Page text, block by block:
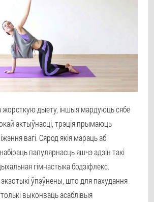
дыету, іншыя мардуюць сябе
актыўнасці, трэція прымаюць
вагі. Сярод якія мараць аб
папулярнасць яшчэ адзін такі
гімнастыка бодзіфлекс.
экзотыкі ўпэўнены, што для пахудання
выконваць асаблівыя